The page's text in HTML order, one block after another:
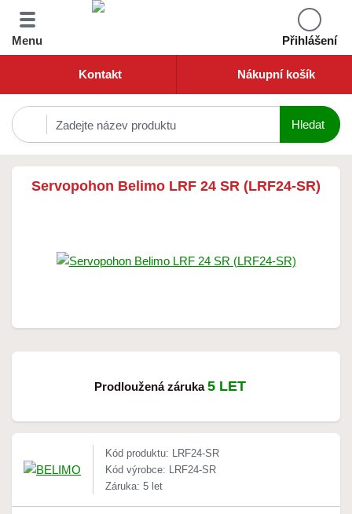
Menu Přihlášení
Kontakt Nákupní košík
Servopohon Belimo LRF 24 SR (LRF24-SR)
Prodloužená záruka5 LET
Kód produktu: LRF24-SR
Kód výrobce: LRF24-SR
Záruka: 5 let